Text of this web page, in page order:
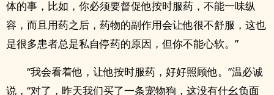
体的事，比如，你必须要督促他按时服药，不能一味纵
容，而且用药之后，药物的副作用会让他很不舒服，这也
是很多患者总是私自停药的原因，但你不能心软。”
“我会看着他，让他按时服药，好好照顾他。”温必诚
说，“对了，昨天我们买了一条宠物狗，这没有什幺负面